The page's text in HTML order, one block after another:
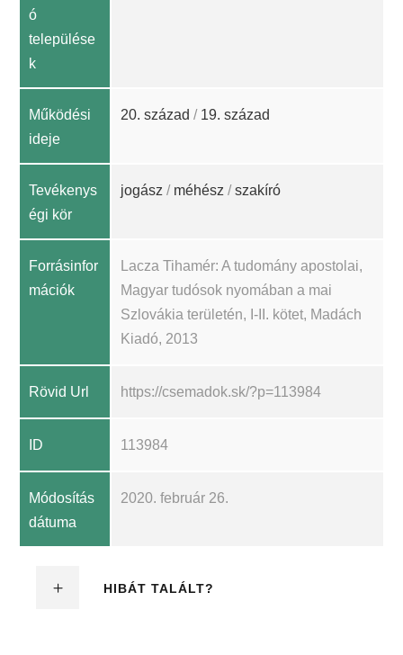
ó
települése
k
Működési
ideje
20. század / 19. század
Tevékenys
égi kör
jogász / méhész /szakíró
Forrásinfor
mációk
Lacza Tihamér: A tudomány apostolai,
Magyar tudósok nyomában a mai
Szlovákia területén, I-II. kötet, Madách
Kiadó, 2013
Rövid Url https://csemadok.sk/?p=113984
ID 113984
Módosítás
dátuma
2020. február 26.
HIBÁT TALÁLT?